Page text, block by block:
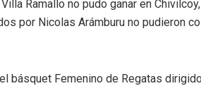
Ramallo no pudo ganar en
por Nicolas Arámburu no pudieron
básquet Femenino de Regatas